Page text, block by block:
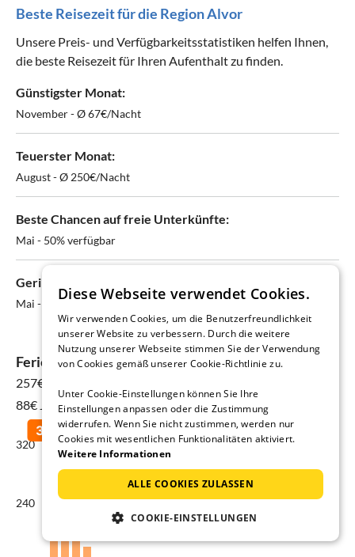
Beste Reisezeit für die Region Alvor
Unsere Preis- und Verfügbarkeitsstatistiken helfen Ihnen,
die beste Reisezeit für Ihren Aufenthalt zu finden.
Günstigster Monat:
November - Ø 67€/Nacht
Teuerster Monat:
August - Ø 250€/Nacht
Beste Chancen auf freie Unterkünfte:
Mai - 50% verfügbar
Geringste Verfügbarkeit:
Mai - nur 50% frei
Ferienhauspreise in Alvor
257€
88€ Jahresdurchschnitt
320
240
Diese Webseite verwendet Cookies.
Wir verwenden Cookies, um die Benutzerfreundlichkeit
unserer Website zu verbessern. Durch die weitere
Nutzung unserer Webseite stimmen Sie der Verwendung
von Cookies gemäß unserer Cookie-Richtlinie zu.
Unter Cookie-Einstellungen können Sie Ihre
Einstellungen anpassen oder die Zustimmung
widerrufen. Wenn Sie nicht zustimmen, werden nur
Cookies mit wesentlichen Funktionalitäten aktiviert.
Weitere Informationen
ALLE COOKIES ZULASSEN
COOKIE-EINSTELLUNGEN